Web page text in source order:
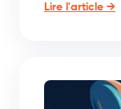
Lire l'article →